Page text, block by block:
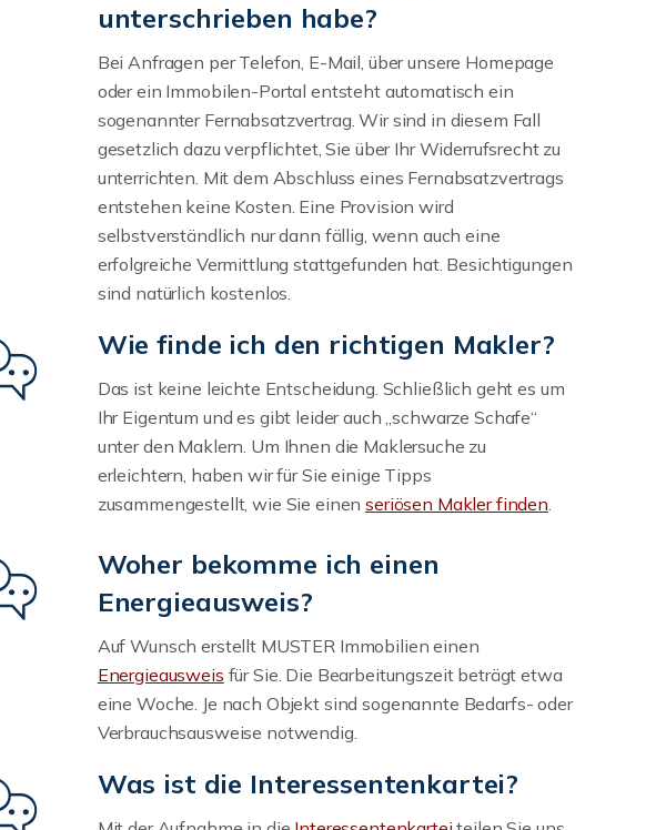
unterschrieben habe?
Bei Anfragen per Telefon, E-Mail, über unsere Homepage
oder ein Immobilen-Portal entsteht automatisch ein
sogenannter Fernabsatzvertrag. Wir sind in diesem Fall
gesetzlich dazu verpflichtet, Sie über Ihr Widerrufsrecht zu
unterrichten. Mit dem Abschluss eines Fernabsatzvertrags
entstehen keine Kosten. Eine Provision wird
selbstverständlich nur dann fällig, wenn auch eine
erfolgreiche Vermittlung stattgefunden hat. Besichtigungen
sind natürlich kostenlos.
Wie finde ich den richtigen Makler?
Das ist keine leichte Entscheidung. Schließlich geht es um
Ihr Eigentum und es gibt leider auch „schwarze Schafe“
unter den Maklern. Um Ihnen die Maklersuche zu
erleichtern, haben wir für Sie einige Tipps
zusammengestellt, wie Sie einenseriösen Makler finden.
Woher bekomme ich einen
Energieausweis?
Auf Wunsch erstellt MUSTER Immobilien einen
Energieausweis für Sie. Die Bearbeitungszeit beträgt etwa
eine Woche. Je nach Objekt sind sogenannte Bedarfs- oder
Verbrauchsausweise notwendig.
Was ist die Interessentenkartei?